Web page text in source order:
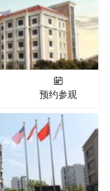
预约参观